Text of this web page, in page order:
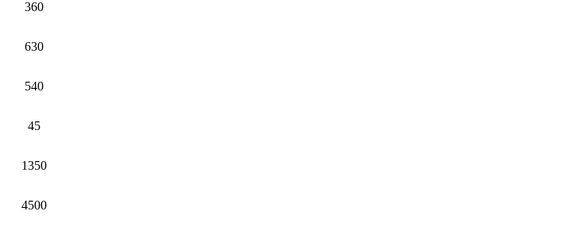
360
630
540
45
1350
4500